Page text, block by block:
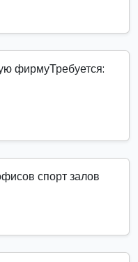
фирмуТребуется:
спорт залов